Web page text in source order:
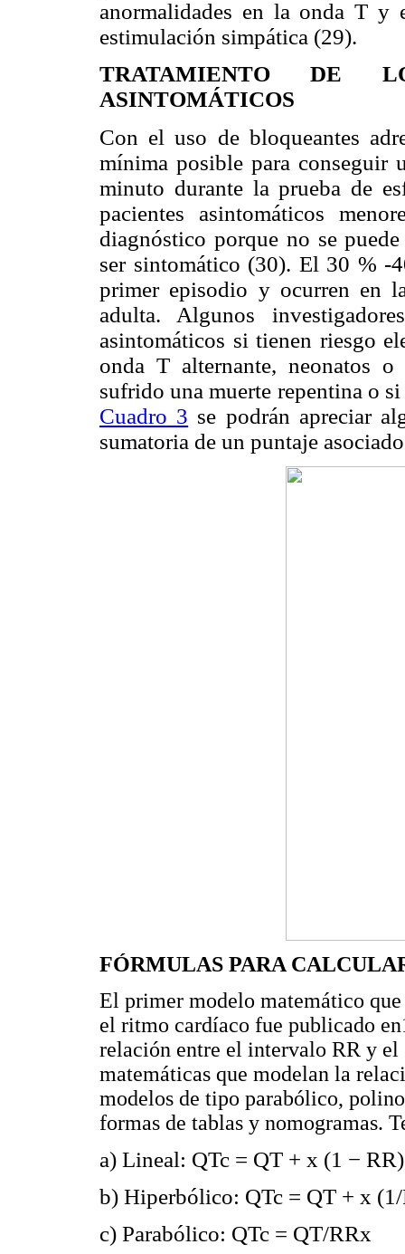
anormalidades en la onda T y
estimulación simpática (29).
TRATAMIENTO DE
ASINTOMÁTICOS
Con el uso de bloqueantes
mínima posible para conseguir
minuto durante la prueba de
pacientes asintomáticos
diagnóstico porque no se
ser sintomático (30). El 30 % -
primer episodio y ocurren en
adulta. Algunos
asintomáticos si tienen riesgo
onda T alternante, neonatos o
sufrido una muerte repentina o
Cuadro 3 se podrán apreciar
sumatoria de un puntaje
FÓRMULAS PARA
El primer modelo matemático
el ritmo cardíaco fue publicado
relación entre el intervalo RR y
matemáticas que modelan la
modelos de tipo parabólico,
formas de tablas y nomogramas.
a) Lineal: QTc = QT + x (1 − RR)
b) Hiperbólico: QTc = QT + x
c) Parabólico: QTc = QT/RRx